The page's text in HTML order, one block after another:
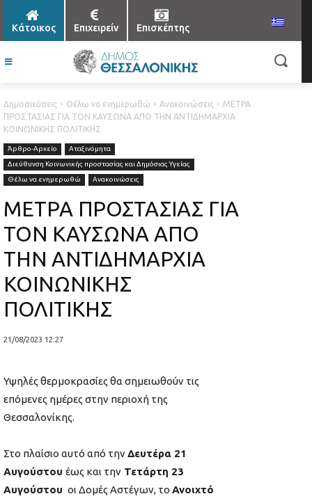
Κάτοικος Επιχειρείν Επισκέπτης
Δημοσιεύσεις Θέλω να ενημερωθώ Ανακοινώσεις
ΜΕΤΡΑ
ΠΡΟΣΤΑΣΙΑΣ ΓΙΑ ΤΟΝ ΚΑΥΣΩΝΑ ΑΠΟ ΤΗΝ ΑΝΤΙΔΗΜΑΡΧΙΑ
ΚΟΙΝΩΝΙΚΗΣ ΠΟΛΙΤΙΚΗΣ
Άρθρο-Αρχείο
Αταξινόμητα
Διεύθυνση Κοινωνικής προστασίας και Δημόσιας Υγείας
Θέλω να ενημερωθώ
Ανακοινώσεις
ΜΕΤΡΑ ΠΡΟΣΤΑΣΙΑΣ ΓΙΑ
ΤΟΝ ΚΑΥΣΩΝΑ ΑΠΟ
ΤΗΝ ΑΝΤΙΔΗΜΑΡΧΙΑ
ΚΟΙΝΩΝΙΚΗΣ
ΠΟΛΙΤΙΚΗΣ
21/08/2023 12:27
Υψηλές θερμοκρασίες θα σημειωθούν τις
επόμενες ημέρες στην περιοχή της
Θεσσαλονίκης.
Στο πλαίσιο αυτό από τηνΔευτέρα 21
Αυγούστου έως και την Τετάρτη 23
Αυγούστου οι Δομές Αστέγων, το Ανοιχτό